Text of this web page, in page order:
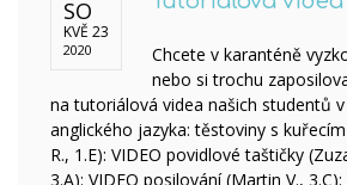
SO
KVĚ 23
2020
Chcete v karanténě
nebo si trochu
na tutoriálová videa našich studentů
anglického jazyka: těstoviny s
R., 1.E): VIDEO povidlové taštičky
3.A): VIDEO posilování (Martin V.,